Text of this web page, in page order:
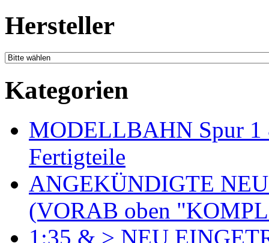
Hersteller
Kategorien
MODELLBAHN Spur 1
Fertigteile
ANGEKÜNDIGTE
(VORAB oben
1:35 & > NEU